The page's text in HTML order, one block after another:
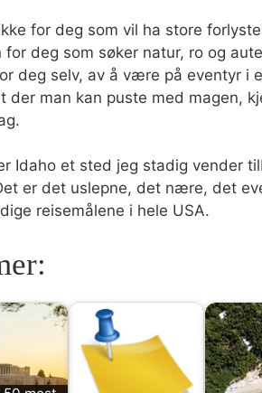
for deg som vil ha store
for deg som søker natur, ro og
deg selv, av å være på eventyr i
der man kan puste med magen,
Idaho et sted jeg stadig vender
er det uslepne, det nære, det
reisemålene i hele USA.